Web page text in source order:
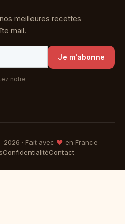
meilleures recettes
mail.
Je m'abonne
notre
2026 · Fait avec ♥ en France
ConfidentialitéContact